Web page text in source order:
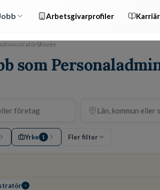
Arbetsgivarprofiler
Skövde
som
Yrke 1 Fler filter